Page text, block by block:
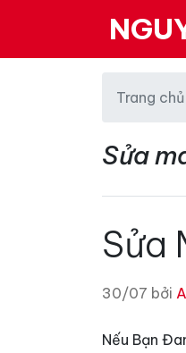
Trang chủ
Sửa
Sửa
30/07 bởi
Nếu Bạn